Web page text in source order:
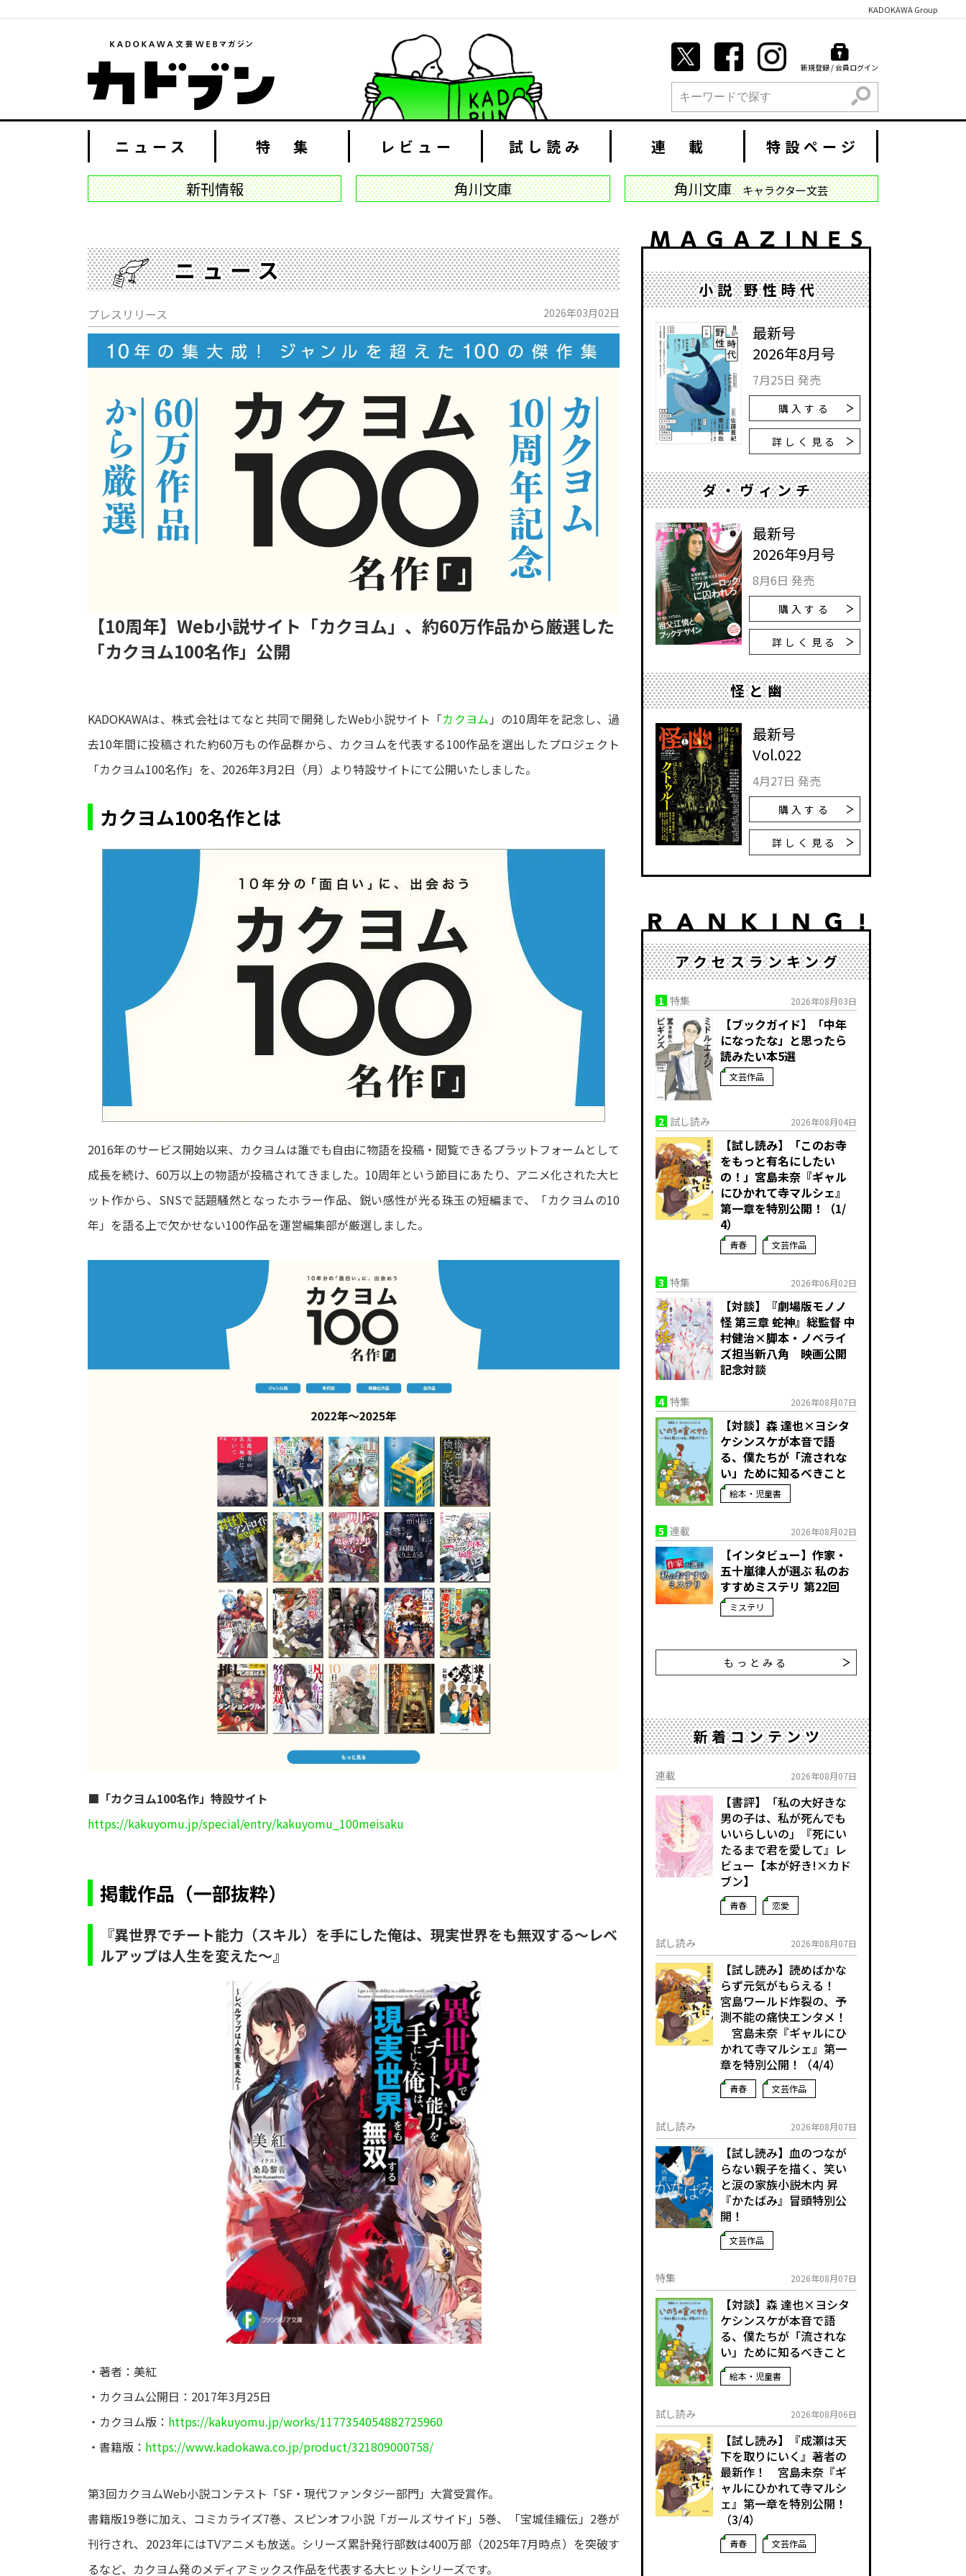
KADOKAWA Group
新規登録 / 会員ログイン
検索
ニュース 特 集 レビュー 試し読み 連 載 特設ページ
新刊情報 角川文庫 角川文庫 キャラクター文芸
ニュース
プレスリリース 2026年03月02日
【10周年】Web小説サイト「カクヨム」、約60万作品から厳選した
「カクヨム100名作」公開
KADOKAWAは、株式会社はてなと共同で開発したWeb小説サイト「カクヨム 」の10周年を記念し、過
去10年間に投稿された約60万もの作品群から、カクヨムを代表する100作品を選出したプロジェクト
「カクヨム100名作」を、2026年3月2日（月）より特設サイトにて公開いたしました。
カクヨム100名作とは
2016年のサービス開始以来、カクヨムは誰でも自由に物語を投稿・閲覧できるプラットフォームとして
成長を続け、60万以上の物語が投稿されてきました。10周年という節目にあたり、アニメ化された大ヒ
ット作から、SNSで話題騒然となったホラー作品、鋭い感性が光る珠玉の短編まで、「カクヨムの10
年」を語る上で欠かせない100作品を運営編集部が厳選しました。
■「カクヨム100名作」特設サイト
https://kakuyomu.jp/special/entry/kakuyomu_100meisaku
掲載作品（一部抜粋）
『異世界でチート能力（スキル）を手にした俺は、現実世界をも無双する～レベ
ルアップは人生を変えた～』
・著者：美紅
・カクヨム公開日：2017年3月25日
・カクヨム版： https://kakuyomu.jp/works/1177354054882725960
・書籍版： https://www.kadokawa.co.jp/product/321809000758/
第3回カクヨムWeb小説コンテスト「SF・現代ファンタジー部門」大賞受賞作。
書籍版19巻に加え、コミカライズ7巻、スピンオフ小説「ガールズサイド」5巻、「宝城佳織伝」2巻が
刊行され、2023年にはTVアニメも放送。シリーズ累計発行部数は400万部（2025年7月時点）を突破す
るなど、カクヨム発のメディアミックス作品を代表する大ヒットシリーズです。
小説 野性時代
最新号
2026年8月号
7月25日 発売
購入する
詳しく見る
ダ・ヴィンチ
最新号
2026年9月号
8月6日 発売
購入する
詳しく見る
怪と幽
最新号
Vol.022
4月27日 発売
購入する
詳しく見る
アクセスランキング
1 特集 2026年08月03日
【ブックガイド】「中年
になったな」と思ったら
読みたい本5選
文芸作品
2 試し読み 2026年08月04日
【試し読み】「このお寺
をもっと有名にしたい
の！」宮島未奈『ギャル
にひかれて寺マルシェ』
第一章を特別公開！（1/
4）
青春 文芸作品
3 特集 2026年06月02日
【対談】『劇場版モノノ
怪 第三章 蛇神』総監督 中
村健治×脚本・ノベライ
ズ担当新八角 映画公開
記念対談
4 特集 2026年08月07日
【対談】森 達也×ヨシタ
ケシンスケが本音で語
る、僕たちが「流されな
い」ために知るべきこと
絵本・児童書
5 連載 2026年08月02日
【インタビュー】作家・
五十嵐律人が選ぶ 私のお
すすめミステリ 第22回
ミステリ
もっとみる
新着コンテンツ
連載 2026年08月07日
【書評】「私の大好きな
男の子は、私が死んでも
いいらしいの」――『死にい
たるまで君を愛して』レ
ビュー【本が好き!×カド
ブン】
青春 恋愛
試し読み 2026年08月07日
【試し読み】読めばかな
らず元気がもらえる！
宮島ワールド炸裂の、予
測不能の痛快エンタメ！
宮島未奈『ギャルにひ
かれて寺マルシェ』第一
章を特別公開！（4/4）
青春 文芸作品
試し読み 2026年08月07日
【試し読み】血のつなが
らない親子を描く、笑い
と涙の家族小説――木内 昇
『かたばみ』冒頭特別公
開！
文芸作品
特集 2026年08月07日
【対談】森 達也×ヨシタ
ケシンスケが本音で語
る、僕たちが「流されな
い」ために知るべきこと
絵本・児童書
試し読み 2026年08月06日
【試し読み】『成瀬は天
下を取りにいく』著者の
最新作！ 宮島未奈『ギ
ャルにひかれて寺マルシ
ェ』第一章を特別公開！
（3/4）
青春 文芸作品